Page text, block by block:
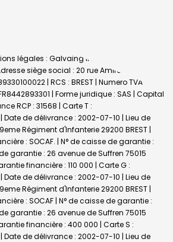
légales : Galvaing Immobilier - Brest |
siège social : 20 rue Amiral Linois -
| RCS : BREST | Numero TVA
| Forme juridique : SAS | Capital
RCP : 31568 | Carte T :
| Date de délivrance : 2002-07-10 | Lieu de
Régiment d'Infanterie 29200 BREST |
: SOCAF. | N° de caisse de garantie :
garantie : 26 avenue de Suffren 75015
financière : 110 000 | Carte G :
| Date de délivrance : 2002-07-10 | Lieu de
Régiment d'Infanterie 29200 BREST |
: SOCAF | N° de caisse de garantie :
garantie : 26 avenue de Suffren 75015
financière : 400 000 | Carte S :
| Date de délivrance : 2002-07-10 | Lieu de